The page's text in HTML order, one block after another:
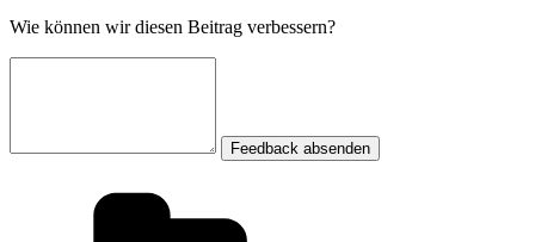
Wie können wir diesen Beitrag verbessern?
Feedback absenden